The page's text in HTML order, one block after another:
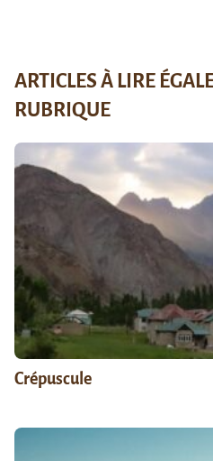
ARTICLES À LIRE
RUBRIQUE
Crépuscule